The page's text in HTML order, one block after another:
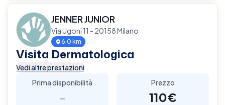
JENNER JUNIOR
Via Ugoni 11 - 20158 Milano
6.0 km
Visita Dermatologica
Vedi altre prestazioni
Prima disponibilità
-
Prezzo
110€